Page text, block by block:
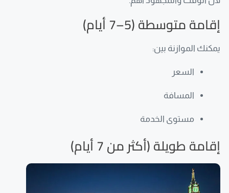
إقامة متوسطة (5–7 أيام)
يمكنك الموازنة بين:
السعر
المسافة
مستوى الخدمة
إقامة طويلة (أكثر من 7 أيام)